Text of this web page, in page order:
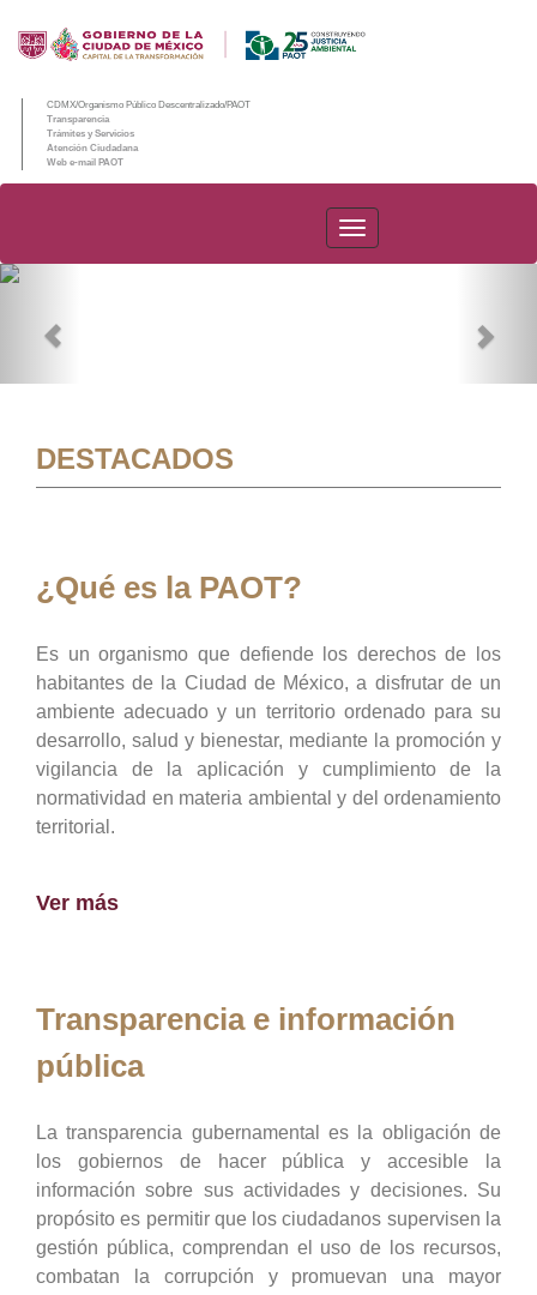
CDMX/Organismo Público Descentralizado/PAOT
Transparencia
Trámites y Servicios
Atención Ciudadana
Web e-mail PAOT
PAOT
DESTACADOS
¿Qué es la PAOT?
Es un organismo que defiende los derechos de los
habitantes de la Ciudad de México, a disfrutar de un
ambiente adecuado y un territorio ordenado para su
desarrollo, salud y bienestar, mediante la promoción y
vigilancia de la aplicación y cumplimiento de la
normatividad en materia ambiental y del ordenamiento
territorial.
Ver más
Transparencia e información
pública
La transparencia gubernamental es la obligación de
los gobiernos de hacer pública y accesible la
información sobre sus actividades y decisiones. Su
propósito es permitir que los ciudadanos supervisen la
gestión pública, comprendan el uso de los recursos,
combatan la corrupción y promuevan una mayor